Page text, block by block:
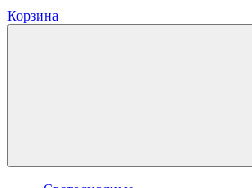
Корзина